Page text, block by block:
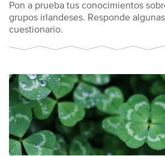
Pon a prueba tus conocimientos
grupos irlandeses. Responde
cuestionario.